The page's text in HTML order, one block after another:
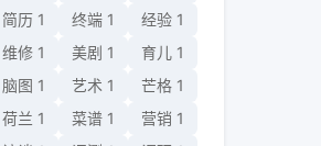
简历 1 终端 1 经验 1
维修 1 美剧 1 育儿 1
脑图 1 艺术 1 芒格 1
荷兰 1 菜谱 1 营销 1